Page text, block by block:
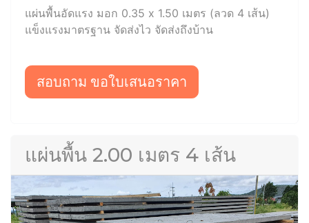
แผ่นพื้นอัดแรง มอก 0.35 x 1.50 เมตร (ลวด 4 เส้น)
แข็งแรงมาตรฐาน จัดส่งไว จัดส่งถึงบ้าน
สอบถาม ขอใบเสนอราคา
แผ่นพื้น 2.00 เมตร 4 เส้น